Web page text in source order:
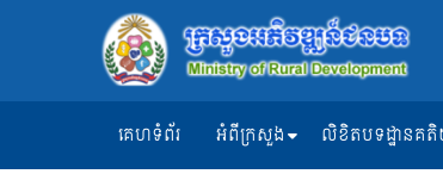
គេហទំព័រ អំពីក្រសួង លិខិតបទដ្ឋានគតិ